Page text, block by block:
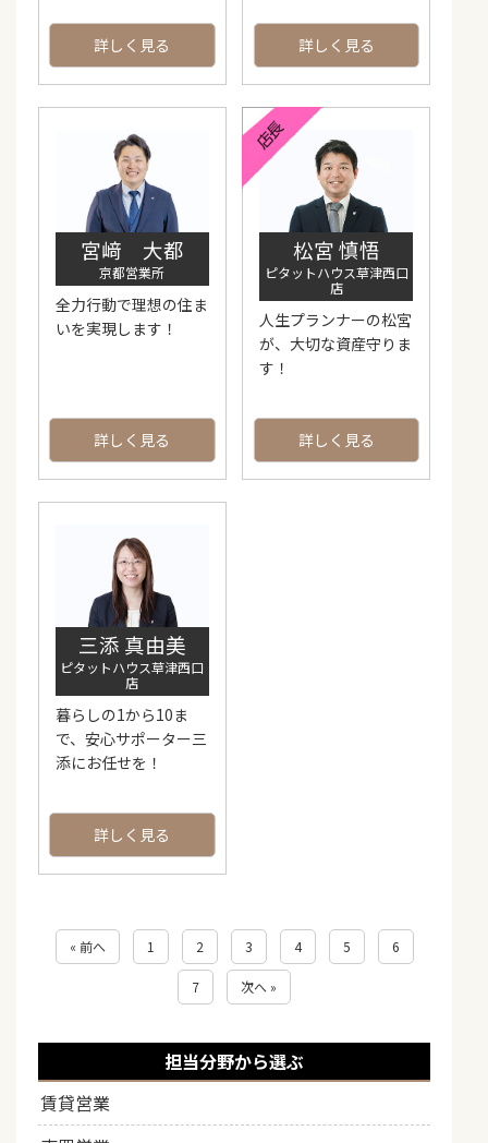
詳しく見る 詳しく見る
宮﨑 大都
京都営業所
全力行動で理想の住ま
いを実現します！
詳しく見る
松宮 慎悟
ピタットハウス草津西口
店
人生プランナーの松宮
が、大切な資産守りま
す！
詳しく見る
三添 真由美
ピタットハウス草津西口
店
暮らしの1から10ま
で、安心サポーター三
添にお任せを！
詳しく見る
« 前へ 1 2 3 4 5 6
7 次へ »
担当分野から選ぶ
賃貸営業